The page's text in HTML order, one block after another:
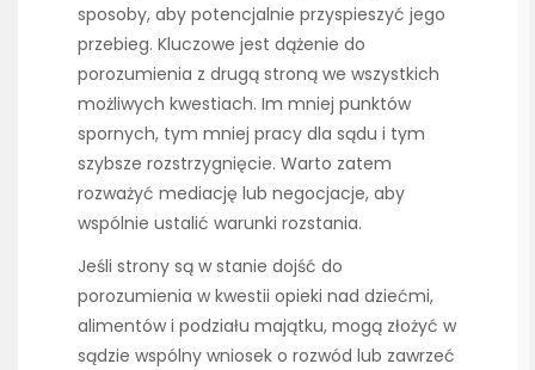
sposoby, aby potencjalnie przyspieszyć jego
przebieg. Kluczowe jest dążenie do
porozumienia z drugą stroną we wszystkich
możliwych kwestiach. Im mniej punktów
spornych, tym mniej pracy dla sądu i tym
szybsze rozstrzygnięcie. Warto zatem
rozważyć mediację lub negocjacje, aby
wspólnie ustalić warunki rozstania.
Jeśli strony są w stanie dojść do
porozumienia w kwestii opieki nad dziećmi,
alimentów i podziału majątku, mogą złożyć w
sądzie wspólny wniosek o rozwód lub zawrzeć